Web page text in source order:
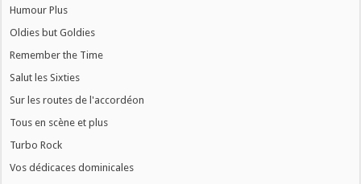
Humour Plus
Oldies but Goldies
Remember the Time
Salut les Sixties
Sur les routes de l'accordéon
Tous en scène et plus
Turbo Rock
Vos dédicaces dominicales